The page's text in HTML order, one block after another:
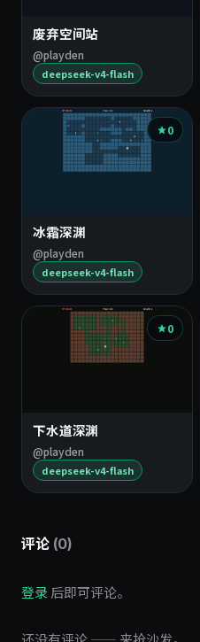
废弃空间站
@playden
deepseek-v4-flash
0
冰霜深渊
@playden
deepseek-v4-flash
0
下水道深渊
@playden
deepseek-v4-flash
评论 (0)
登录 后即可评论。